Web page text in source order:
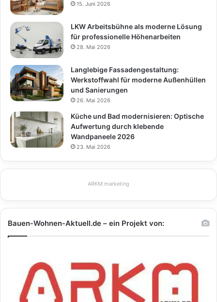
15. Juni 2026
LKW Arbeitsbühne als moderne Lösung
für professionelle Höhenarbeiten
28. Mai 2026
Langlebige Fassadengestaltung:
Werkstoffwahl für moderne Außenhüllen
und Sanierungen
26. Mai 2026
Küche und Bad modernisieren: Optische
Aufwertung durch klebende
Wandpaneele 2026
23. Mai 2026
ARKM.marketing
Bauen-Wohnen-Aktuell.de – ein Projekt von: